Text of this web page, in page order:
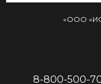
«ООО
8-800-500-